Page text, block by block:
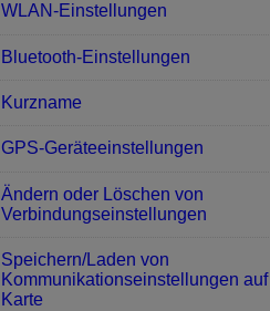
WLAN-Einstellungen
Bluetooth-Einstellungen
Kurzname
GPS-Geräteeinstellungen
Ändern oder Löschen von
Verbindungseinstellungen
Speichern/Laden von
Kommunikationseinstellungen auf
Karte